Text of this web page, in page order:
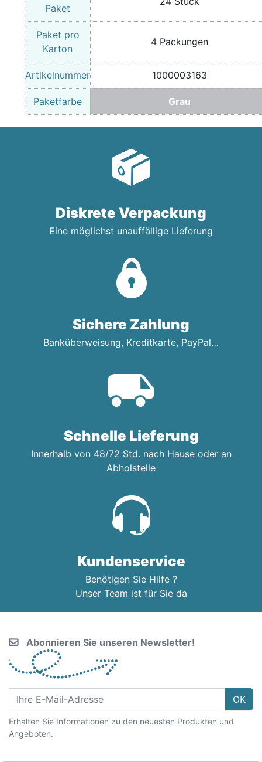
Paket
Paket pro
Karton
4 Packungen
Artikelnummer 1000003163
Paketfarbe Grau
Diskrete Verpackung
Eine möglichst unauffällige Lieferung
Sichere Zahlung
Banküberweisung, Kreditkarte, PayPal…
Schnelle Lieferung
Innerhalb von 48/72 Std. nach Hause oder an
Abholstelle
Kundenservice
Benötigen Sie Hilfe ?
Unser Team ist für Sie da
Abonnieren Sie unseren Newsletter!
OK
Erhalten Sie Informationen zu den neuesten Produkten und
Angeboten.